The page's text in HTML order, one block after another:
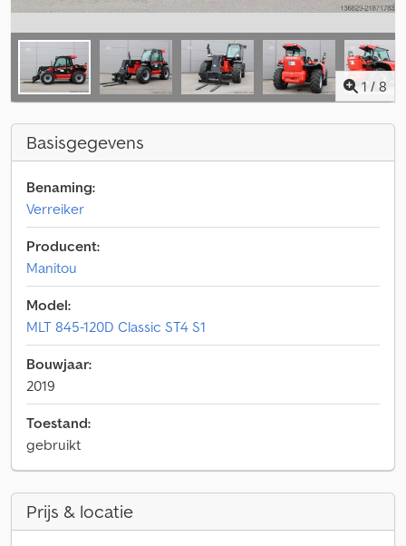
1 / 8
Basisgegevens
Benaming:
Verreiker
Producent:
Manitou
Model:
MLT 845-120D Classic ST4 S1
Bouwjaar:
2019
Toestand:
gebruikt
Prijs & locatie